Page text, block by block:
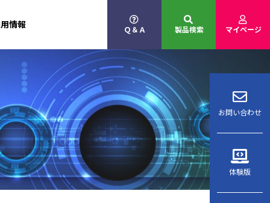
情報 Ｑ＆Ａ 製品検索 マイページ
お問い合わせ
体験版